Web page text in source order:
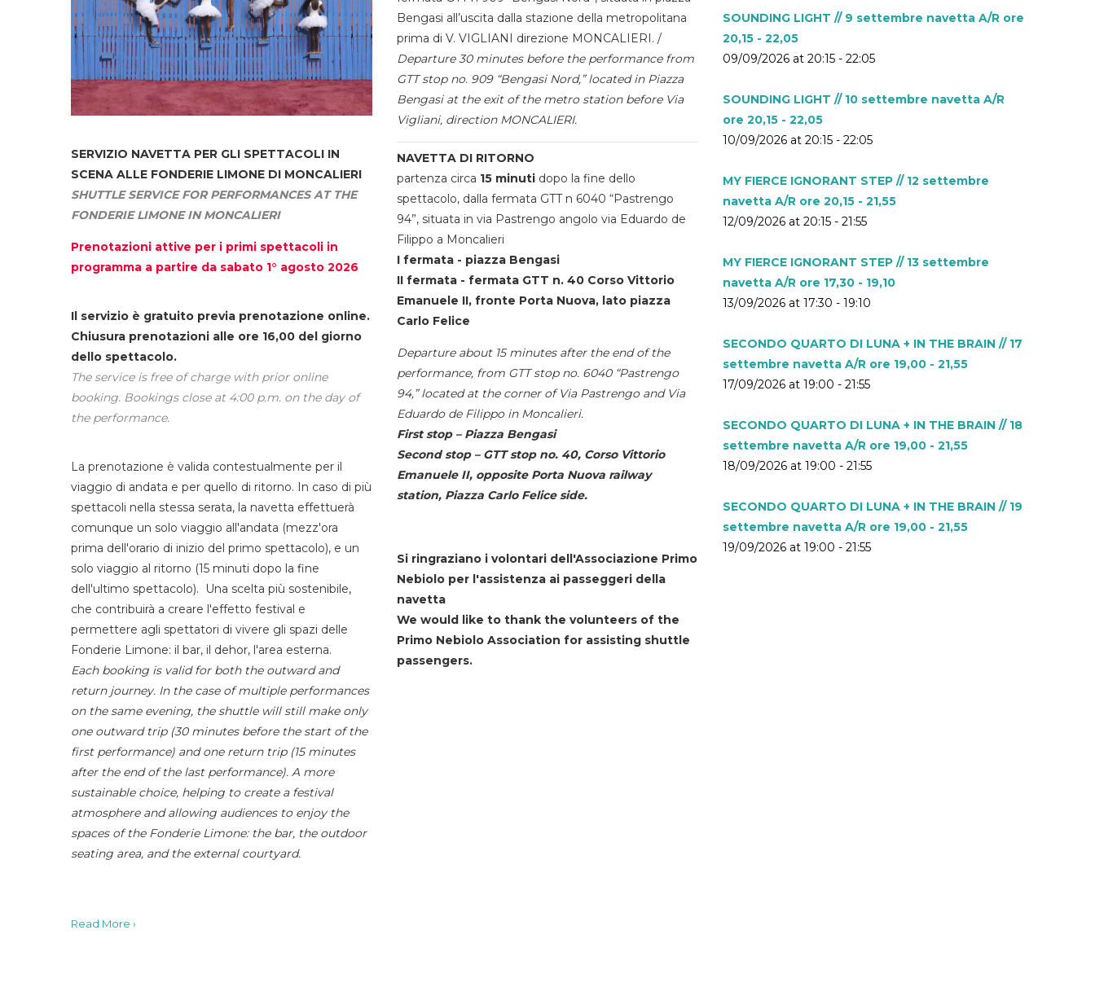
SERVIZIO NAVETTA PER GLI SPETTACOLI IN
SCENA ALLE FONDERIE LIMONE DI MONCALIERI
SHUTTLE SERVICE FOR PERFORMANCES AT THE
FONDERIE LIMONE IN MONCALIERI
Prenotazioni attive per i primi spettacoli in
programma a partire da sabato 1° agosto 2026
Il servizio è gratuito previa prenotazione online.
Chiusura prenotazioni alle ore 16,00 del giorno
dello spettacolo.
The service is free of charge with prior online
booking. Bookings close at 4:00 p.m. on the day of
the performance.
La prenotazione è valida contestualmente per il
viaggio di andata e per quello di ritorno. In caso di più
spettacoli nella stessa serata, la navetta effettuerà
comunque un solo viaggio all'andata (mezz'ora
prima dell'orario di inizio del primo spettacolo), e un
solo viaggio al ritorno (15 minuti dopo la fine
dell'ultimo spettacolo). Una scelta più sostenibile,
che contribuirà a creare l'effetto festival e
permettere agli spettatori di vivere gli spazi delle
Fonderie Limone: il bar, il dehor, l'area esterna.
Each booking is valid for both the outward and
return journey. In the case of multiple performances
on the same evening, the shuttle will still make only
one outward trip (30 minutes before the start of the
first performance) and one return trip (15 minutes
after the end of the last performance). A more
sustainable choice, helping to create a festival
atmosphere and allowing audiences to enjoy the
spaces of the Fonderie Limone: the bar, the outdoor
seating area, and the external courtyard.
Bengasi all’uscita dalla stazione della metropolitana
prima di V. VIGLIANI direzione MONCALIERI. /
Departure 30 minutes before the performance from
GTT stop no. 909 “Bengasi Nord,” located in Piazza
Bengasi at the exit of the metro station before Via
Vigliani, direction MONCALIERI.
NAVETTA DI RITORNO
partenza circa 15 minuti dopo la fine dello
spettacolo, dalla fermata GTT n 6040 “Pastrengo
94”, situata in via Pastrengo angolo via Eduardo de
Filippo a Moncalieri
I fermata - piazza Bengasi
II fermata - fermata GTT n. 40 Corso Vittorio
Emanuele II, fronte Porta Nuova, lato piazza
Carlo Felice
Departure about 15 minutes after the end of the
performance, from GTT stop no. 6040 “Pastrengo
94,” located at the corner of Via Pastrengo and Via
Eduardo de Filippo in Moncalieri.
First stop – Piazza Bengasi
Second stop – GTT stop no. 40, Corso Vittorio
Emanuele II, opposite Porta Nuova railway
station, Piazza Carlo Felice side.
Si ringraziano i volontari dell'Associazione Primo
Nebiolo per l'assistenza ai passeggeri della
navetta
We would like to thank the volunteers of the
Primo Nebiolo Association for assisting shuttle
passengers.
SOUNDING LIGHT // 9 settembre navetta A/R ore
20,15 - 22,05
09/09/2026 at 20:15 - 22:05
SOUNDING LIGHT // 10 settembre navetta A/R
ore 20,15 - 22,05
10/09/2026 at 20:15 - 22:05
MY FIERCE IGNORANT STEP // 12 settembre
navetta A/R ore 20,15 - 21,55
12/09/2026 at 20:15 - 21:55
MY FIERCE IGNORANT STEP // 13 settembre
navetta A/R ore 17,30 - 19,10
13/09/2026 at 17:30 - 19:10
SECONDO QUARTO DI LUNA + IN THE BRAIN // 17
settembre navetta A/R ore 19,00 - 21,55
17/09/2026 at 19:00 - 21:55
SECONDO QUARTO DI LUNA + IN THE BRAIN // 18
settembre navetta A/R ore 19,00 - 21,55
18/09/2026 at 19:00 - 21:55
SECONDO QUARTO DI LUNA + IN THE BRAIN // 19
settembre navetta A/R ore 19,00 - 21,55
19/09/2026 at 19:00 - 21:55
Read More ›